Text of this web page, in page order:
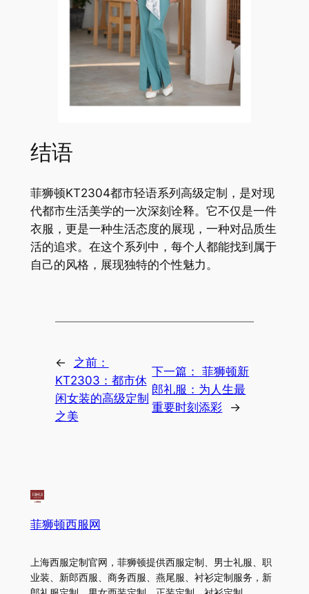
结语
菲狮顿KT2304都市轻语系列高级定制，是对现
代都市生活美学的一次深刻诠释。它不仅是一件
衣服，更是一种生活态度的展现，一种对品质生
活的追求。在这个系列中，每个人都能找到属于
自己的风格，展现独特的个性魅力。
←
之前：
KT2303：都市休
闲女装的高级定制
之美
下一篇：
菲狮顿新
郎礼服：为人生最
重要时刻添彩
→
菲狮顿西服网
上海西服定制官网，菲狮顿提供西服定制、男士礼服、职
业装、新郎西服、商务西服、燕尾服、衬衫定制服务，新